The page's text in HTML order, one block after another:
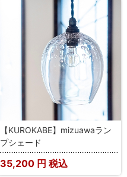
【KUROKABE】mizuawaラン
プシェード
35,200 円 税込